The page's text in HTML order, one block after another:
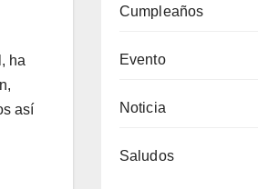
ha
así
Cumpleaños
Evento
Noticia
Saludos